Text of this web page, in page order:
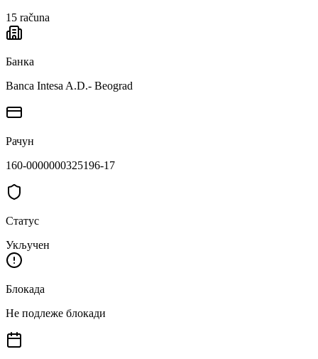
15 računa
Банка
Banca Intesa A.D.- Beograd
Рачун
160-0000000325196-17
Статус
Укључен
Блокада
Не подлеже блокади